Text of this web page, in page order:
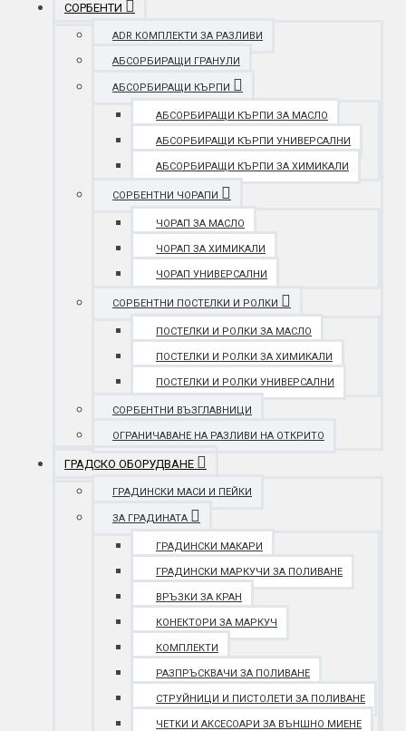
СОРБЕНТИ
ADR КОМПЛЕКТИ ЗА РАЗЛИВИ
АБСОРБИРАЩИ ГРАНУЛИ
АБСОРБИРАЩИ КЪРПИ
АБСОРБИРАЩИ КЪРПИ ЗА МАСЛО
АБСОРБИРАЩИ КЪРПИ УНИВЕРСАЛНИ
АБСОРБИРАЩИ КЪРПИ ЗА ХИМИКАЛИ
СОРБЕНТНИ ЧОРАПИ
ЧОРАП ЗА МАСЛО
ЧОРАП ЗА ХИМИКАЛИ
ЧОРАП УНИВЕРСАЛНИ
СОРБЕНТНИ ПОСТЕЛКИ И РОЛКИ
ПОСТЕЛКИ И РОЛКИ ЗА МАСЛО
ПОСТЕЛКИ И РОЛКИ ЗА ХИМИКАЛИ
ПОСТЕЛКИ И РОЛКИ УНИВЕРСАЛНИ
СОРБЕНТНИ ВЪЗГЛАВНИЦИ
ОГРАНИЧАВАНЕ НА РАЗЛИВИ НА ОТКРИТО
ГРАДСКО ОБОРУДВАНЕ
ГРАДИНСКИ МАСИ И ПЕЙКИ
ЗА ГРАДИНАТА
ГРАДИНСКИ МАКАРИ
ГРАДИНСКИ МАРКУЧИ ЗА ПОЛИВАНЕ
ВРЪЗКИ ЗА КРАН
КОНЕКТОРИ ЗА МАРКУЧ
КОМПЛЕКТИ
РАЗПРЪСКВАЧИ ЗА ПОЛИВАНЕ
СТРУЙНИЦИ И ПИСТОЛЕТИ ЗА ПОЛИВАНЕ
ЧЕТКИ И АКСЕСОАРИ ЗА ВЪНШНО МИЕНЕ